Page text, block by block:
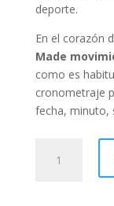
deporte.
En el corazón
Made
como es
cronometraje
fecha, minuto,